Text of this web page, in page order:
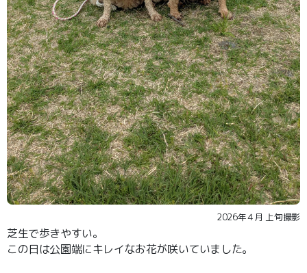
2026年４月 上旬撮影
芝生で歩きやすい。
この日は公園端にキレイなお花が咲いていました。